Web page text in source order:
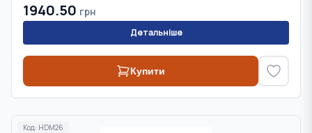
1940.50 грн
Детальніше
Купити
Код: HDM26